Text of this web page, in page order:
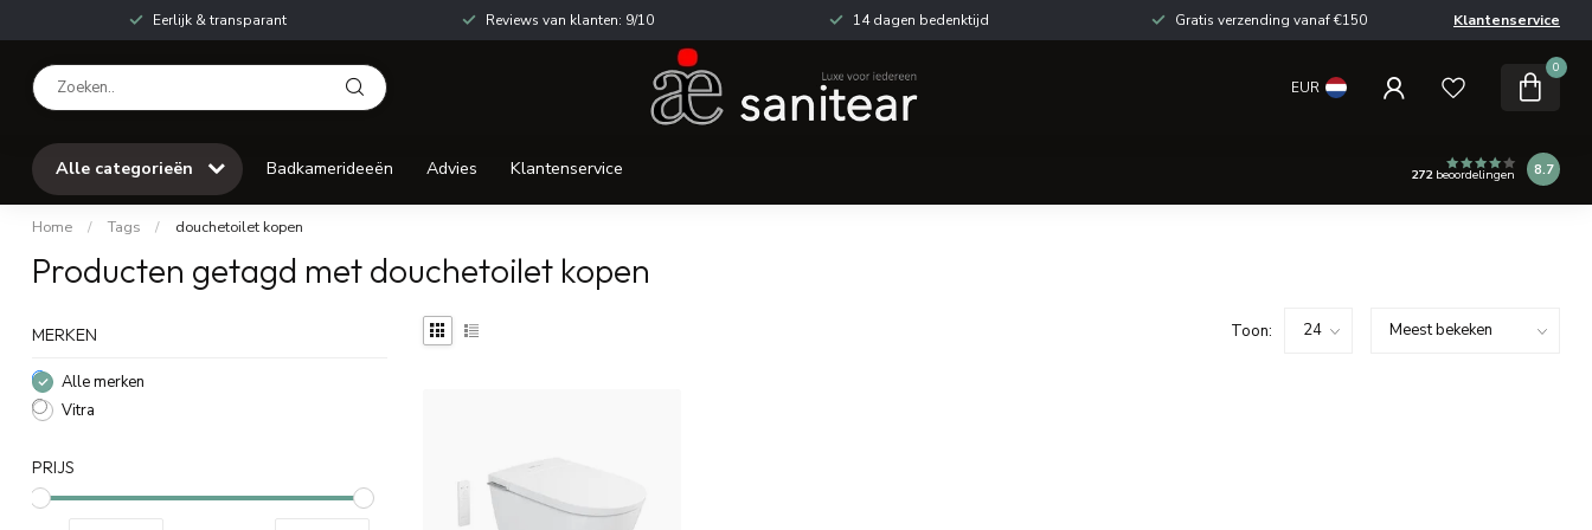
Eerlijk & transparant Reviews van klanten: 9/10 14 dagen bedenktijd Gratis verzending vanaf €150 Klantenservice
EUR
0
Alle categorieën Badkamerideeën Advies Klantenservice 272beoordelingen 8.7
Home / Tags / douchetoilet kopen
Producten getagd met douchetoilet kopen
MERKEN
Alle merken
Vitra
PRIJS
Toon: